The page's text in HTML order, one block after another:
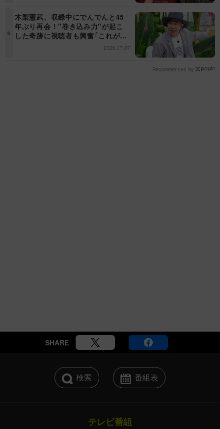
木梨憲武、収録中にでんでんと45
年ぶり再会！"巻き込み力"が起こ
した奇跡に視聴者も興奮「これがテ
レビの面白さだよね！」＜日曜日の
2026.07.07
Recommended by
SHARE
検索 番組表
テレビ番組